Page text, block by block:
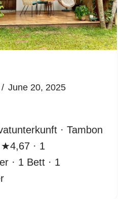
June 20, 2025
· Tambon
★4,67 · 1
· 1 Bett · 1